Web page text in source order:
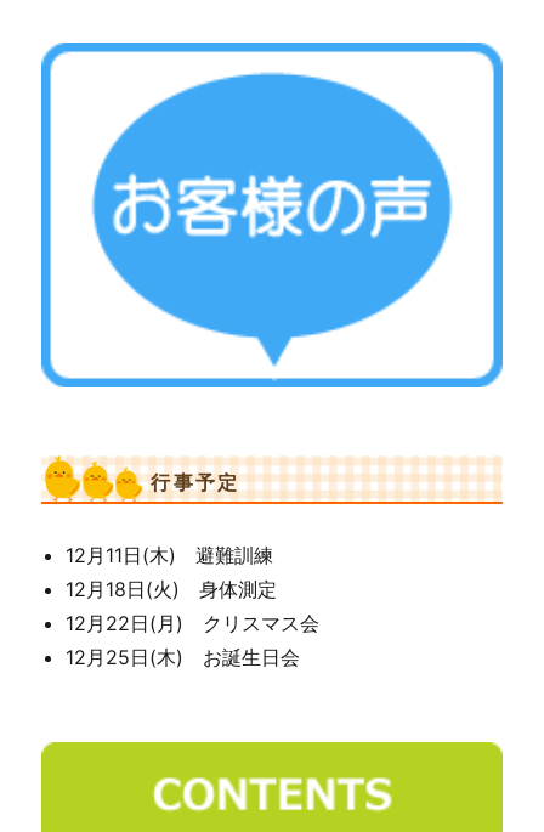
行事予定
12月11日(木) 避難訓練
12月18日(火) 身体測定
12月22日(月) クリスマス会
12月25日(木) お誕生日会